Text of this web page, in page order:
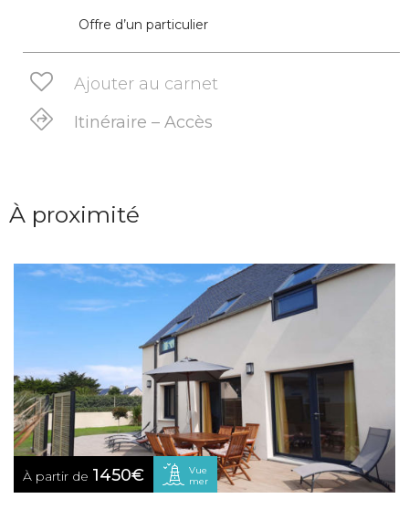
Offre d’un particulier
Ajouter au carnet
Itinéraire – Accès
À proximité
À partir de 1450€
Vue
mer